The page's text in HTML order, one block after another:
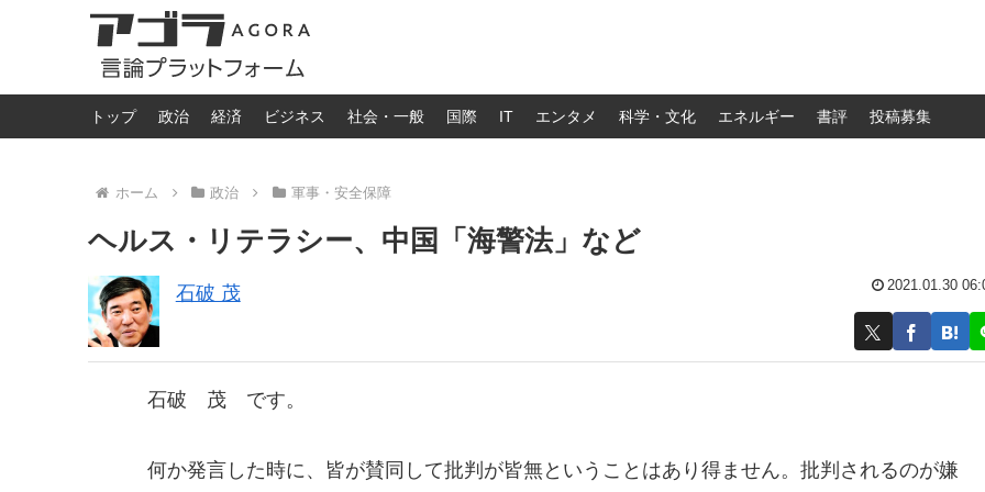
トップ 政治 経済 ビジネス 社会・一般 国際 IT エンタメ 科学・文化 エネルギー 書評 投稿募集
ホーム 政治 軍事・安全保障
ヘルス・リテラシー、中国「海警法」など
石破 茂 2021.01.30
石破 茂 です。
何か発言した時に、皆が賛同して批判が皆無ということはあり得ません。批判されるのが嫌